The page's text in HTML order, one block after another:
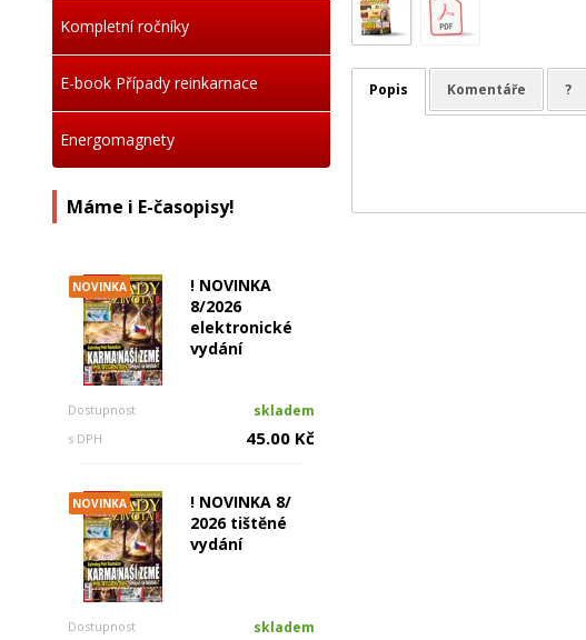
Kompletní ročníky
E-book Případy reinkarnace
Energomagnety
Máme i E-časopisy!
NOVINKA
! NOVINKA
8/2026
elektronické
vydání
Dostupnost skladem
s DPH 45.00 Kč
NOVINKA
! NOVINKA 8/
2026 tištěné
vydání
Dostupnost skladem
Popis Komentáře ?